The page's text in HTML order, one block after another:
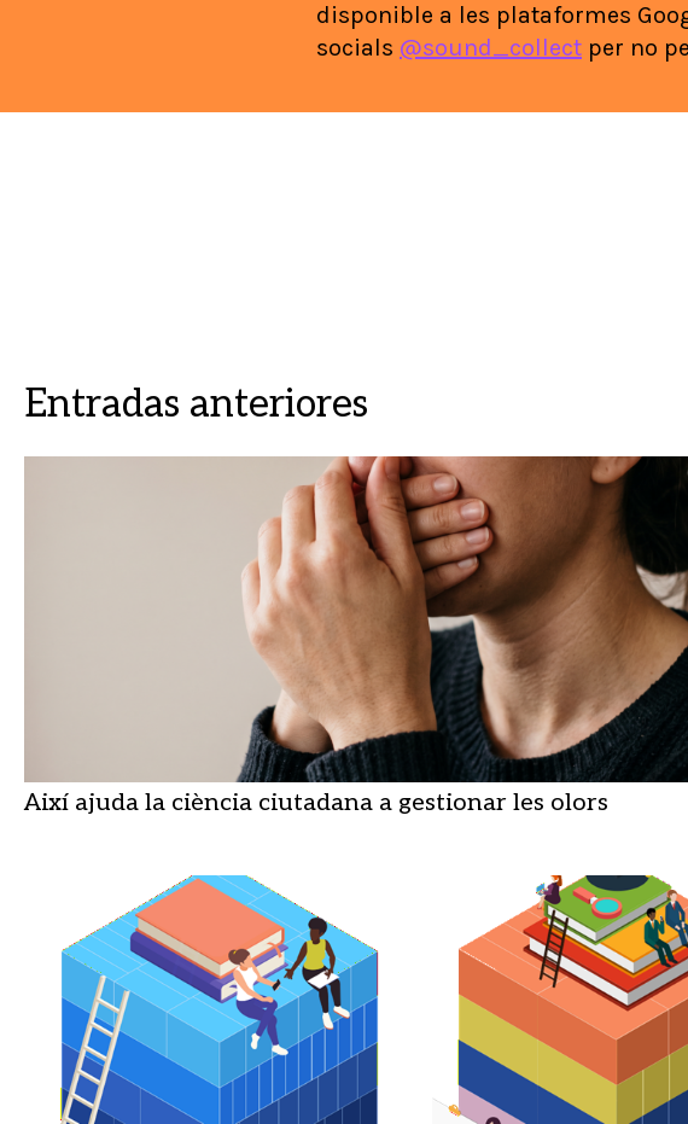
disponible a les plataformes
socials @sound_collect per no
Entradas anteriores
Així ajuda la ciència ciutadana a gestionar les olors